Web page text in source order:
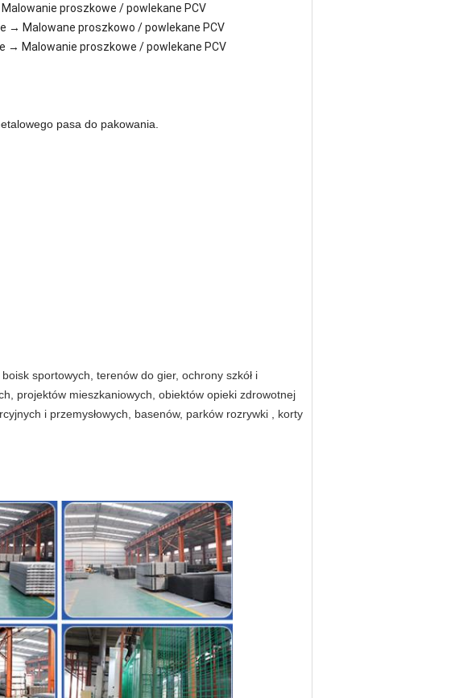
proszkowe / powlekane PCV
Malowane proszkowo / powlekane PCV
Malowanie proszkowe / powlekane PCV
pasa do pakowania.
sportowych, terenów do gier, ochrony szkół i
projektów mieszkaniowych, obiektów opieki zdrowotnej
i przemysłowych, basenów, parków rozrywki , korty